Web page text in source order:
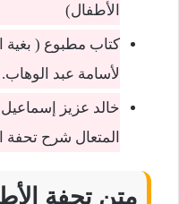
الأطفال)
كتاب مطبوع ( بغية
لأسامة عبد الوهاب.
خالد عزيز
المتعال شرح تحفة
متن تحفة